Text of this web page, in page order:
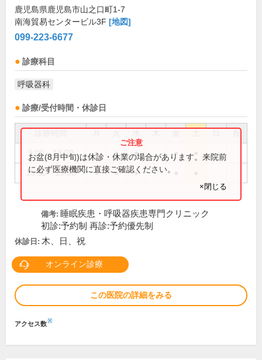
鹿児島県鹿児島市山之口町1-7
南海貿易センタービル3F [地図]
099-223-6677
診療科目
呼吸器科
診療/受付時間・休診日
祝
9:00～13:00 ● ● ● ●
15:00～19:00 ● ● ●
お盆(8月中旬)は休診・休業の場合があります。来院前
に必ず医療機関に直接ご確認ください。
×閉じる
備考: 睡眠疾患・呼吸器疾患専門クリニック
初診:予約制 再診:予約優先制
休診日: 木、日、祝
オンライン診療
この医院の詳細をみる
アクセス数※